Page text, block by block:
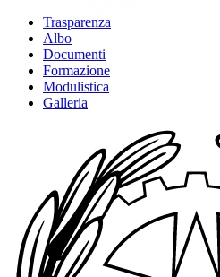
Trasparenza
Albo
Documenti
Formazione
Modulistica
Galleria